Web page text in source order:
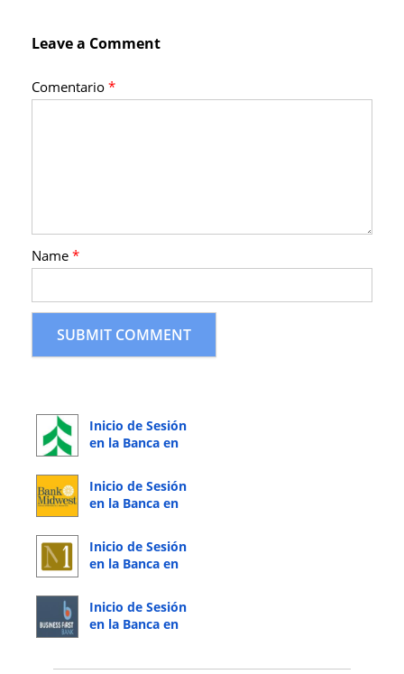
Leave a Comment
Comentario*
Name*
Inicio de Sesión
en la Banca en
Associated Bank
Inicio de Sesión
en la Banca en
Midwest
Inicio de Sesión
en la Banca en
Bank
Inicio de Sesión
en la Banca en